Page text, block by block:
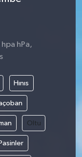
hPa,
Hınıs
Oltu